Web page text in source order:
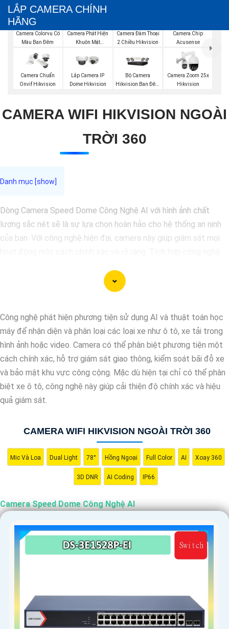
LẮP CAMERA CHÍNH
HÃNG
Camera Colorvu Có
Màu Ban Đêm
Camera Phát Hiện
Khuôn Mặt
Camera Đàm Thoại
2 Chiều Hikvision
Camera Chip
Acusense
Camera Chuẩn
Onvif Hikvision
Lắp Camera IP
Dome Hikvision
Bộ Camera
Hikvision Ban Đêm
Camera Zoom 25x
Hikvision
CAMERA WIFI HIKVISION NGOÀI
TRỜI 360
Dòng Camera Speed Dome Công Nghệ AI với hình ảnh chất
lượng sắc nét sẽ là sự lựa chọn hoàn hảo cho hệ thống an ninh
của bạn. Với công nghệ hiện đại, camera này giúp giám sát mọi
giúp tăng cường hiệu quả giám sát và bảo vệ.
Hãy chọn Camera Speed Dome Công Nghệ AI để
vào một giải pháp an ninh đáng tin cậy.
Công nghệ phát hiện phương tiện sử dụng AI và thuật toán học
máy để nhận diện và phân loại các loại xe như ô tô, xe tải trong
hình ảnh hoặc video. Camera có thể phân biệt phương tiện một
cách chính xác, hỗ trợ giám sát giao thông, kiểm soát bãi đỗ xe
và bảo mật khu vực công cộng. Mặc dù hiện tại chỉ có thể phân
biệt xe ô tô, công nghệ này giúp cải thiện độ chính xác và hiệu
quả giám sát.
CAMERA WIFI HIKVISION NGOÀI TRỜI 360
Mic Và Loa Dual Light 78° Hồng Ngoại Full Color AI Xoay 360
3D DNR AI Coding IP66
Camera Speed Dome Công Nghệ AI